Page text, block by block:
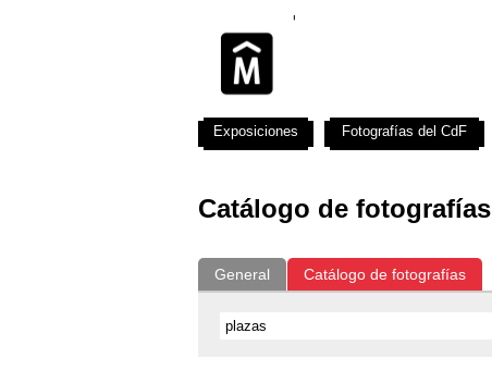
Catálogo de fotografías
General Catálogo de fotografías
Exposiciones Fotografías del CdF